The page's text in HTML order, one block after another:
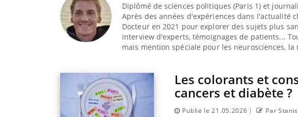
Diplômé de sciences politiques (Paris 1) et
Après des années d'expériences dans l'actualité
Docteur en 2021 pour explorer des sujets plus
interview d'experts, témoignages de patients...
mais mention spéciale pour les neurosciences,
Les colorants et
cancers et diabète ?
Publié le 21.05.2026 | Par